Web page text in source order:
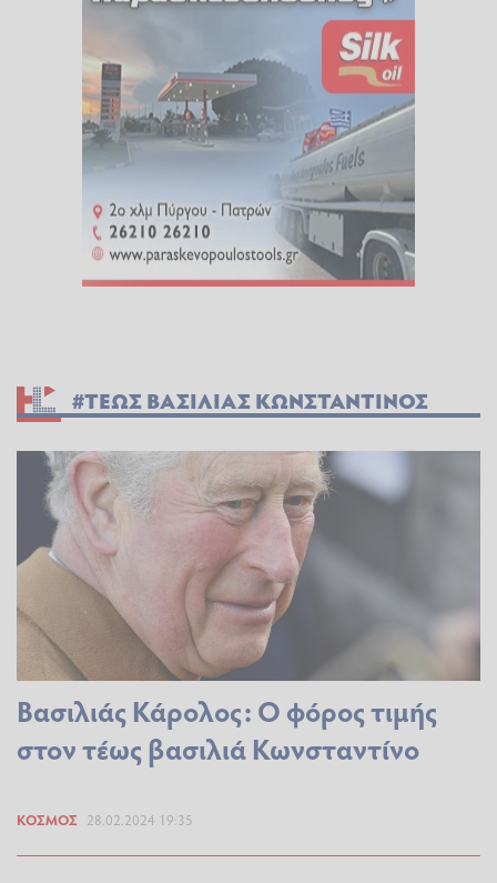
#ΤΕΩΣ ΒΑΣΙΛΙΑΣ ΚΩΝΣΤΑΝΤΙΝΟΣ
Βασιλιάς Κάρολος: Ο φόρος τιμής
στον τέως βασιλιά Κωνσταντίνο
ΚΌΣΜΟΣ 28.02.2024 19:35